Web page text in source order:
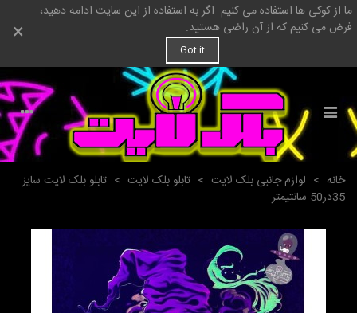
ما از کوکی ها استفاده می کنیم. اگر به استفاده از این سایت ادامه دهید،
فرض می کنیم که از آن راضی هستید.
Got it
×
خانه > لوازم جانبی بلک لایت > تابلو بلک لایت > تابلو بلک لایت سایز
35در50 سانتیمتر